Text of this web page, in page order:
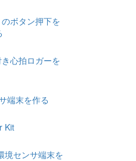
ボタン押下を
心拍ロガーを
端末を作る
Kit
境センサ端末を